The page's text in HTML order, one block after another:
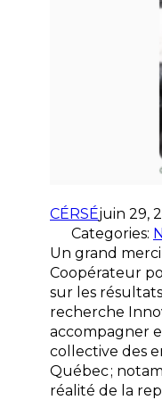
CÉRSÉjuin 29,
Categories:
Un grand
Coopérateur
sur les
recherche
accompagner
collective des
Québec ;
réalité de la